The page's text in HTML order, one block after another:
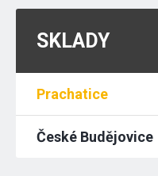
SKLADY
Prachatice
České Budějovice